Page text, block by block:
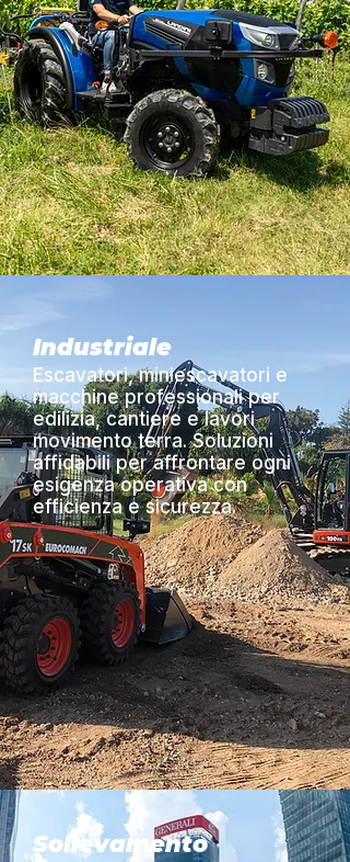
Industriale
Escavatori, miniescavatori e
macchine professionali per
edilizia, cantiere e lavori
movimento terra. Soluzioni
affidabili per affrontare ogni
esigenza operativa con
efficienza e sicurezza.
Sollevamento